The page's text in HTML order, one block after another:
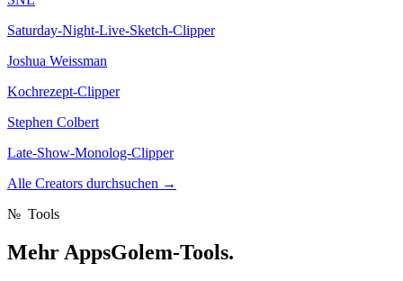
Saturday-Night-Live-Sketch-Clipper
Joshua Weissman
Kochrezept-Clipper
Stephen Colbert
Late-Show-Monolog-Clipper
Alle Creators durchsuchen →
№ Tools
Mehr AppsGolem-Tools.